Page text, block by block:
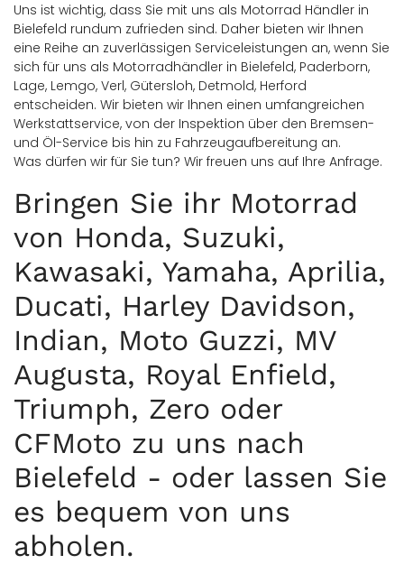
Uns ist wichtig, dass Sie mit uns als Motorrad Händler in
Bielefeld rundum zufrieden sind. Daher bieten wir Ihnen
eine Reihe an zuverlässigen Serviceleistungen an, wenn Sie
sich für uns als Motorradhändler in Bielefeld, Paderborn,
Lage, Lemgo, Verl, Gütersloh, Detmold, Herford
entscheiden. Wir bieten wir Ihnen einen umfangreichen
Werkstattservice, von der Inspektion über den Bremsen-
und Öl-Service bis hin zu Fahrzeugaufbereitung an.
Was dürfen wir für Sie tun? Wir freuen uns auf Ihre Anfrage.
Bringen Sie ihr Motorrad
von Honda, Suzuki,
Kawasaki, Yamaha, Aprilia,
Ducati, Harley Davidson,
Indian, Moto Guzzi, MV
Augusta, Royal Enfield,
Triumph, Zero oder
CFMoto zu uns nach
Bielefeld - oder lassen Sie
es bequem von uns
abholen.